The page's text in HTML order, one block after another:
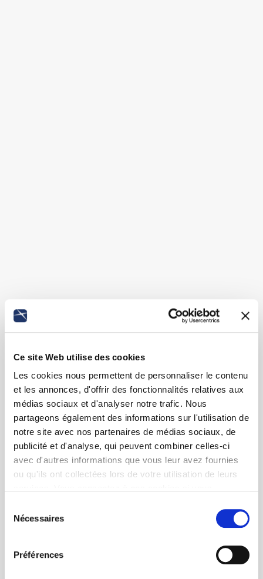
Ce site Web utilise des cookies
Les cookies nous permettent de personnaliser le contenu
et les annonces, d'offrir des fonctionnalités relatives aux
médias sociaux et d'analyser notre trafic. Nous
partageons également des informations sur l'utilisation de
notre site avec nos partenaires de médias sociaux, de
publicité et d'analyse, qui peuvent combiner celles-ci
avec d'autres informations que vous leur avez fournies
ou qu'ils ont collectées lors de votre utilisation de leurs
Nécessaires
Préférences